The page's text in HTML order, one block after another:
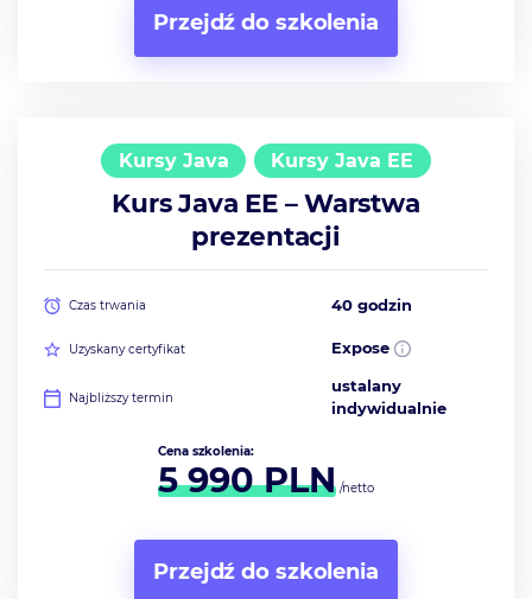
Przejdź do szkolenia
Kursy Java Kursy Java EE
Kurs Java EE – Warstwa
prezentacji
Czas trwania 40 godzin
Uzyskany certyfikat Expose
Najbliższy termin
ustalany
indywidualnie
Cena szkolenia:
5 990PLN /netto
Przejdź do szkolenia